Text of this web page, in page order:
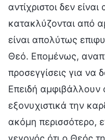
αντίχριστοι δεν
κατακλύζονται από
είναι απολύτως
Θεό. Επομένως,
προσεγγίσεις για να
Επειδή αμφιβάλλουν
εξονυχιστικά την
ακόμη περισσότερο,